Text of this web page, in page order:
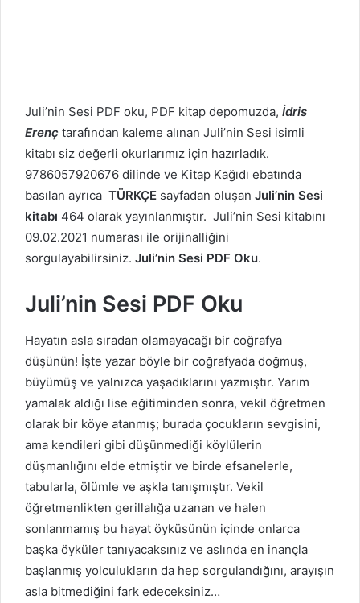
Juli’nin Sesi PDF oku, PDF kitap depomuzda, İdris
Erenç tarafından kaleme alınan Juli’nin Sesi isimli
kitabı siz değerli okurlarımız için hazırladık.
9786057920676 dilinde ve Kitap Kağıdı ebatında
basılan ayrıca TÜRKÇE sayfadan oluşan Juli’nin Sesi
kitabı 464 olarak yayınlanmıştır. Juli’nin Sesi kitabını
09.02.2021 numarası ile orijinalliğini
sorgulayabilirsiniz. Juli’nin Sesi PDF Oku.
Juli’nin Sesi PDF Oku
Hayatın asla sıradan olamayacağı bir coğrafya
düşünün! İşte yazar böyle bir coğrafyada doğmuş,
büyümüş ve yalnızca yaşadıklarını yazmıştır. Yarım
yamalak aldığı lise eğitiminden sonra, vekil öğretmen
olarak bir köye atanmış; burada çocukların sevgisini,
ama kendileri gibi düşünmediği köylülerin
düşmanlığını elde etmiştir ve birde efsanelerle,
tabularla, ölümle ve aşkla tanışmıştır. Vekil
öğretmenlikten gerillalığa uzanan ve halen
sonlanmamış bu hayat öyküsünün içinde onlarca
başka öyküler tanıyacaksınız ve aslında en inançla
başlanmış yolculukların da hep sorgulandığını, arayışın
asla bitmediğini fark edeceksiniz…